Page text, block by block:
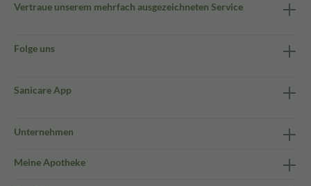
Vertraue unserem mehrfach ausgezeichneten Service
Folge uns
Sanicare App
Unternehmen
Meine Apotheke